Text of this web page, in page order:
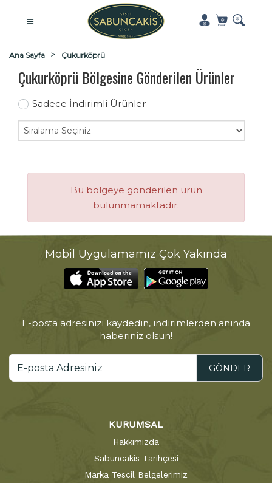
Ana Sayfa Çukurköprü
Çukurköprü Bölgesine Gönderilen Ürünler
Sadece İndirimli Ürünler
Bu bölgeye gönderilen ürün
bulunmamaktadır.
Mobil Uygulamamız Çok Yakında
E-posta adresinizi kaydedin, indirimlerden anında
haberiniz olsun!
GÖNDER
KURUMSAL
Hakkımızda
Sabuncakis Tarihçesi
Marka Tescil Belgelerimiz